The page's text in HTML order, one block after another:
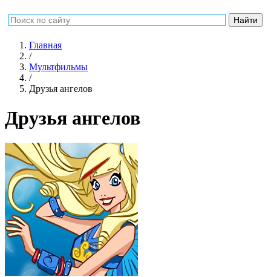
Главная
/
Мультфильмы
/
Друзья ангелов
Друзья ангелов